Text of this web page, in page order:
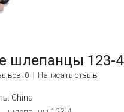
шлепанцы 123-4
0 Написать отзыв
China